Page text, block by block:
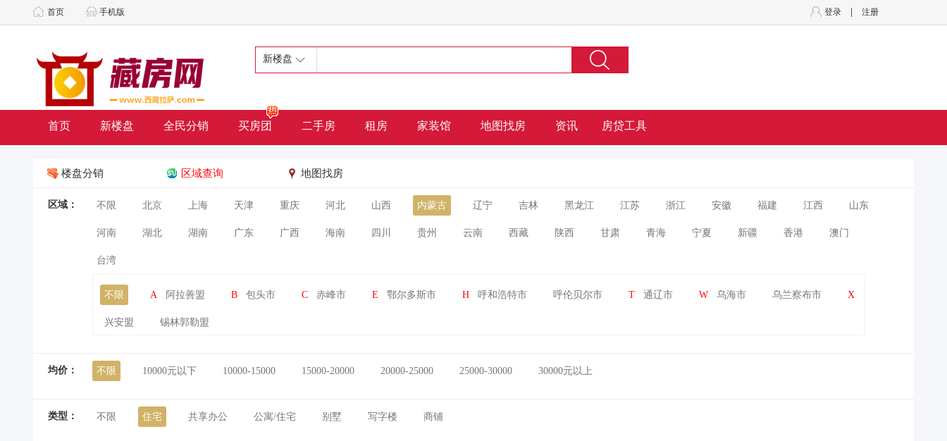
首页 手机版 注册
登录
新楼盘
首页 新楼盘 全民分销 买房团 二手房 租房 家装馆 地图找房 资讯 房贷工具
楼盘分销 区域查询 地图找房
区域： 不限 北京 上海 天津 重庆 河北 山西 内蒙古 辽宁 吉林 黑龙江 江苏 浙江 安徽 福建 江西 山东
河南 湖北 湖南 广东 广西 海南 四川 贵州 云南 西藏 陕西 甘肃 青海 宁夏 新疆 香港 澳门
台湾
不限 A 阿拉善盟 B 包头市 C 赤峰市 E 鄂尔多斯市 H 呼和浩特市 呼伦贝尔市 T 通辽市 W 乌海市 乌兰察布市 X
兴安盟 锡林郭勒盟
均价： 不限 10000元以下 10000-15000 15000-20000 20000-25000 25000-30000 30000元以上
类型： 不限 住宅 共享办公 公寓/住宅 别墅 写字楼 商铺